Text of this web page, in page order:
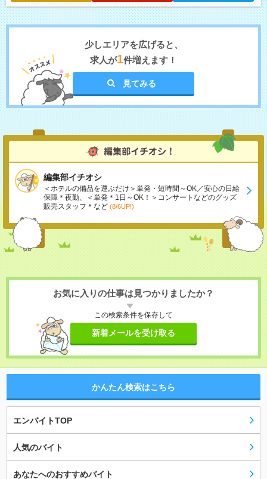
少しエリアを広げると、
求人が1件増えます！
見てみる
編集部イチオシ
＜ホテルの備品を運ぶだけ＞単発・短時間～OK／安心の日給
保障＊夜勤、＜単発＊1日～OK！＞コンサートなどのグッズ
販売スタッフ＊など (8/6UP!)
お気に入りの仕事は見つかりましたか？
この検索条件を保存して
新着メールを受け取る
かんたん検索はこちら
エンバイトTOP
人気のバイト
あなたへのおすすめバイト